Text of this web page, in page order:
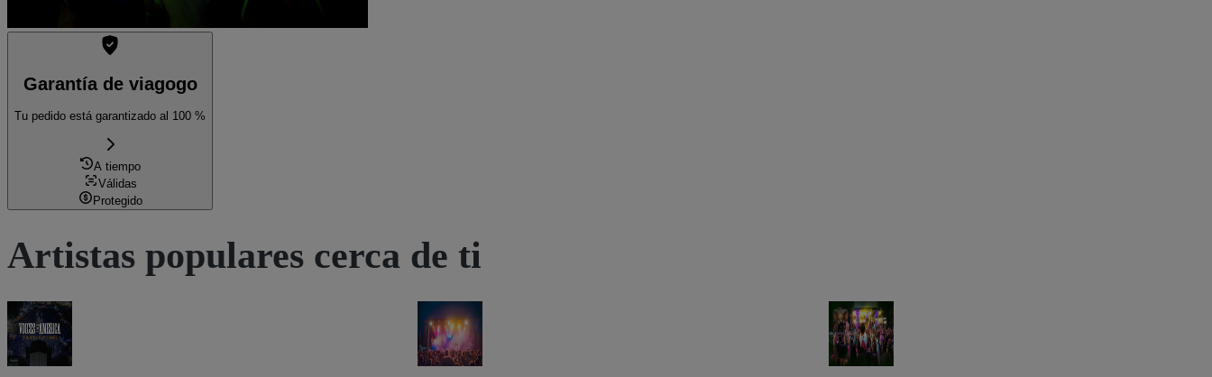
Garantía de viagogo
Tu pedido está garantizado al 100 %
A tiempo
Válidas
Protegido
Artistas populares cerca de ti